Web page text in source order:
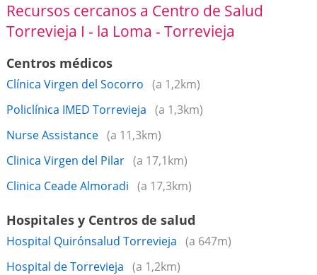
Recursos cercanos a Centro de Salud
Torrevieja I - la Loma - Torrevieja
Centros médicos
Clínica Virgen del Socorro (a 1,2km)
Policlínica IMED Torrevieja (a 1,3km)
Nurse Assistance (a 11,3km)
Clinica Virgen del Pilar (a 17,1km)
Clinica Ceade Almoradi (a 17,3km)
Hospitales y Centros de salud
Hospital Quirónsalud Torrevieja (a 647m)
Hospital de Torrevieja (a 1,2km)